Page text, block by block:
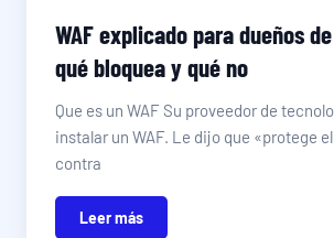
WAF explicado para dueños
qué bloquea y qué no
Que es un WAF Su proveedor de
instalar un WAF. Le dijo que «protege
contra
Leer más